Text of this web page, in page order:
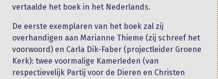
vertaalde het boek in het Nederlands.
De eerste exemplaren van het boek zal zij
overhandigen aan Marianne Thieme (zij schreef het
voorwoord) en Carla Dik-Faber (projectleider Groene
Kerk): twee voormalige Kamerleden (van
respectievelijk Partij voor de Dieren en Christen